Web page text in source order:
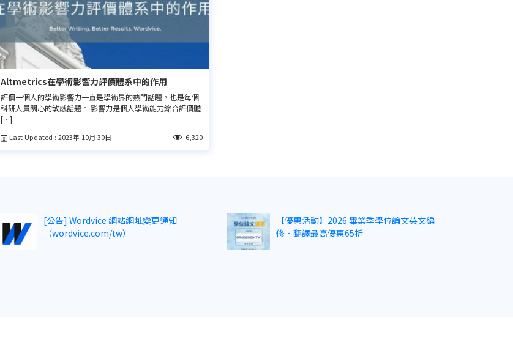
Altmetrics在學術影響力評價體系中的作用
評價一個人的學術影響力一直是學術界的熱門話題，也是每個
科研人員關心的敏感話題。 影響力是個人學術能力綜合評價體
[…]
Last Updated : 2023年 10月 30日 6,320
[公告] Wordvice 網站網址變更通知
（wordvice.com/tw）
【優惠活動】2026 畢業季學位論文英文編
修．翻譯最高優惠65折